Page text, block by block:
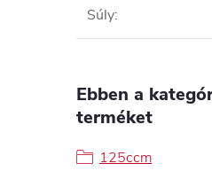
Súly:
Ebben a
terméket
125ccm